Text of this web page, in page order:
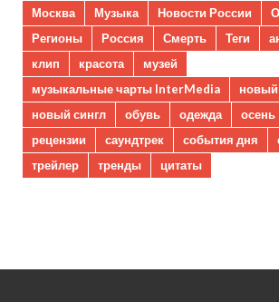
Москва
Музыка Новости России
Регионы
Россия Смерть Теги
клип
красота
музей
музыкальные чарты InterMedia
новый сингл
обувь одежда осень
рецензии
саундтрек события дня
трейлер
тренды цитаты